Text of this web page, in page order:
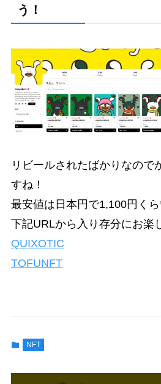
う！
リビールされたばかりなので
すね！
最安値は日本円で1,100円くら
下記URLから入り存分にお楽
QUIXOTIC
TOFUNFT
NFT